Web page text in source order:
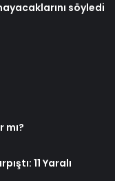
söyledi
mı?
11 Yaralı